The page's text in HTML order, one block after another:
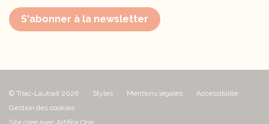
S'abonner à la newsletter
© Triac-Lautrait 2026 Styles Mentions légales
Accessibilité
Gestion des cookies
Site créé avec Artifica One